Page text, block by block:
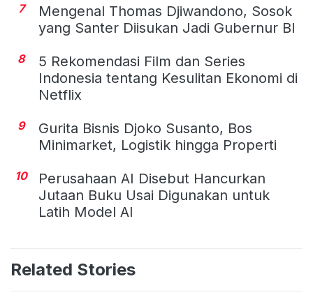
7
Mengenal Thomas Djiwandono, Sosok
yang Santer Diisukan Jadi Gubernur BI
8
5 Rekomendasi Film dan Series
Indonesia tentang Kesulitan Ekonomi di
Netflix
9
Gurita Bisnis Djoko Susanto, Bos
Minimarket, Logistik hingga Properti
10
Perusahaan AI Disebut Hancurkan
Jutaan Buku Usai Digunakan untuk
Latih Model AI
Related Stories